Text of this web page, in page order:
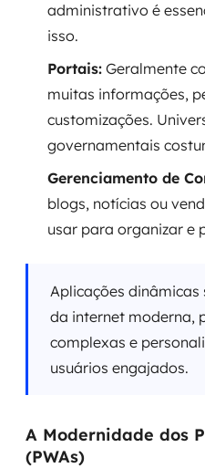
administrativo é
isso.
Portais: Geralmente
muitas informações,
customizações.
governamentais
Gerenciamento de
blogs, notícias ou
usar para organizar e
Aplicações dinâmicas
da internet moderna,
complexas e
usuários engajados.
A Modernidade dos
(PWAs)